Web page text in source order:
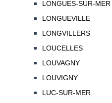
LONGUES-SUR-MER
LONGUEVILLE
LONGVILLERS
LOUCELLES
LOUVAGNY
LOUVIGNY
LUC-SUR-MER